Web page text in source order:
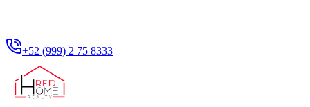
+52 (999) 2 75 8333